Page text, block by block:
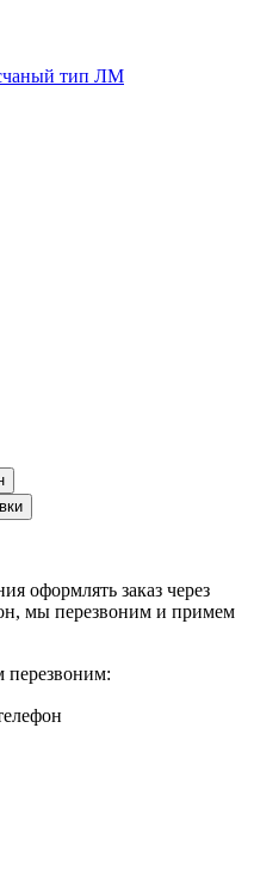
оформлять заказ через
мы перезвоним и примем
перезвоним: